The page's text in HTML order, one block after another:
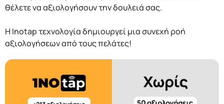
θέλετε να αξιολογήσουν την δουλειά σας.
Η Inotap τεχνολογία δημιουργεί μια συνεχή ροή
αξιολογήσεων από τους πελάτες!